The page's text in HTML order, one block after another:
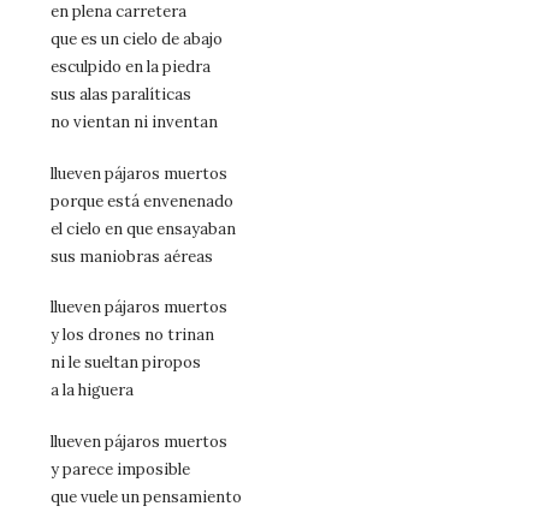
en plena carretera
que es un cielo de abajo
esculpido en la piedra
sus alas paralíticas
no vientan ni inventan
llueven pájaros muertos
porque está envenenado
el cielo en que ensayaban
sus maniobras aéreas
llueven pájaros muertos
y los drones no trinan
ni le sueltan piropos
a la higuera
llueven pájaros muertos
y parece imposible
que vuele un pensamiento